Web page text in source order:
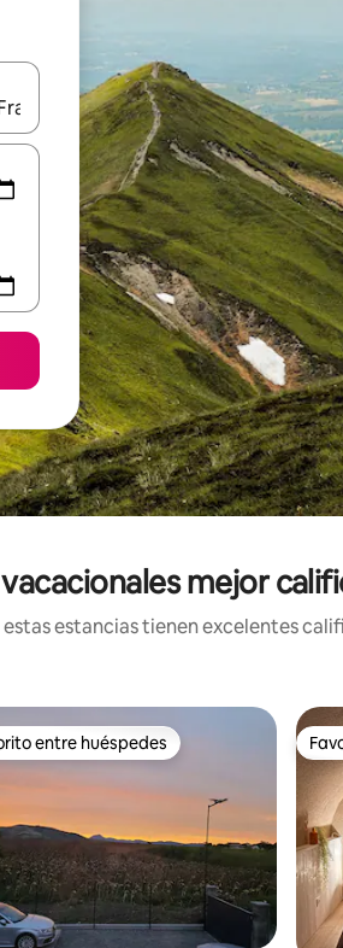
usando las teclas de las flechas
mejor
estancias tienen excelentes
en Favorito entre huéspedes
entre huéspedes